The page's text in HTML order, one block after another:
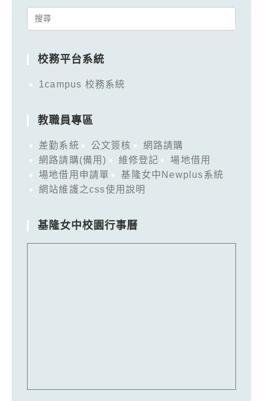
Search
校務平台系統
1campus 校務系統
教職員專區
差勤系統 公文簽核
網路請購
網路請購(備用)
維修登記
場地借用
場地借用申請單
基隆女中Newplus系統
網站維護之css使用說明
基隆女中校園行事曆